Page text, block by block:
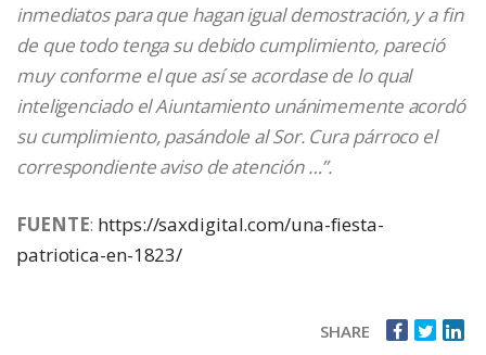
inmediatos para que hagan igual demostración, y a fin
de que todo tenga su debido cumplimiento, pareció
muy conforme el que así se acordase de lo qual
inteligenciado el Aiuntamiento unánimemente acordó
su cumplimiento, pasándole al Sor. Cura párroco el
correspondiente aviso de atención …”.
FUENTE: https://saxdigital.com/una-fiesta-
patriotica-en-1823/
SHARE